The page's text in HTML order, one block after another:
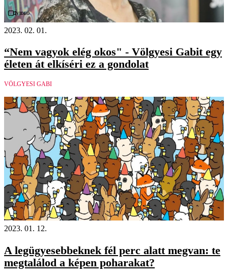
Videó
2023. 02. 01.
“Nem vagyok elég okos" - Völgyesi Gabit egy
életen át elkíséri ez a gondolat
VÖLGYESI GABI
2023. 01. 12.
A legügyesebbeknek fél perc alatt megvan: te
megtalálod a képen poharakat?